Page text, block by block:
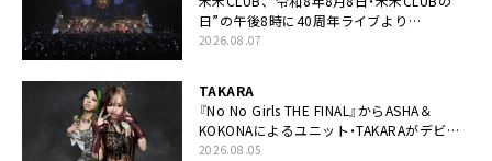
日”の午後8時に40周年ライブより
「FANtachy medley」を88年限定公開
2026.08.07
TAKARA
『No No Girls THE FINAL』からASHA＆
KOKONAによるユニット・TAKARAがデビュ
ー
2026.08.05